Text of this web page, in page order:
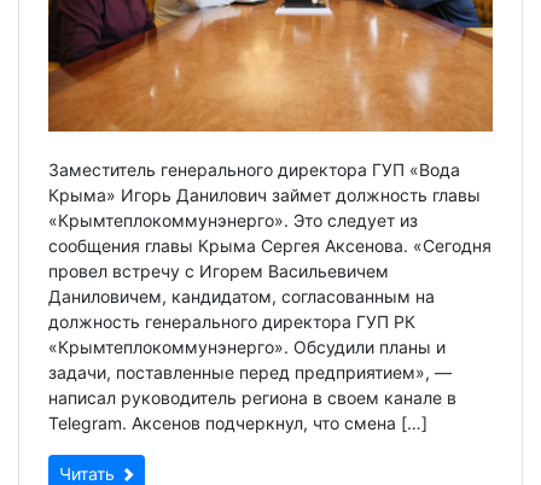
Заместитель генерального директора ГУП «Вода
Крыма» Игорь Данилович займет должность главы
«Крымтеплокоммунэнерго». Это следует из
сообщения главы Крыма Сергея Аксенова. «Сегодня
провел встречу с Игорем Васильевичем
Даниловичем, кандидатом, согласованным на
должность генерального директора ГУП РК
«Крымтеплокоммунэнерго». Обсудили планы и
задачи, поставленные перед предприятием», —
написал руководитель региона в своем канале в
Telegram. Аксенов подчеркнул, что смена […]
Читать